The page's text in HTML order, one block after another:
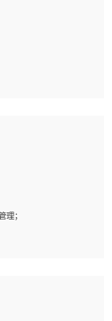
，如：Mysql、
，转发原理，路由优
理；